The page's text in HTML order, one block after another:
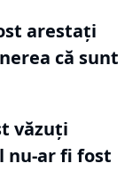
arestaţi
că sunt
văzuţi
nu-ar fi fost